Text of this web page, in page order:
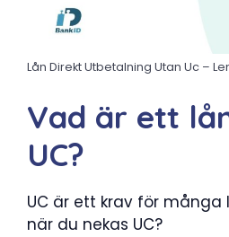
Lån Direkt Utbetalning Utan Uc –
Vad är ett
UC?
UC är ett krav för
när du nekas UC?